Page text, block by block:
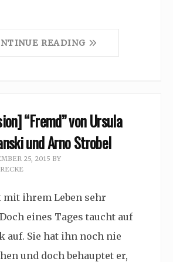
READING
“Fremd” von Ursula
und Arno Strobel
25, 2015 BY
mit ihrem Leben sehr
eines Tages taucht auf
auf. Sie hat ihn noch nie
und doch behauptet er,